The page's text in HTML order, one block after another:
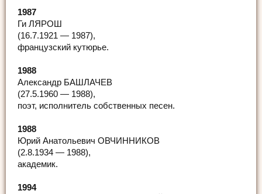
1987
Ги ЛЯРОШ
(16.7.1921 — 1987),
французский кутюрье.
1988
Александр БАШЛАЧЕВ
(27.5.1960 — 1988),
поэт, исполнитель собственных песен.
1988
Юрий Анатольевич ОВЧИННИКОВ
(2.8.1934 — 1988),
академик.
1994